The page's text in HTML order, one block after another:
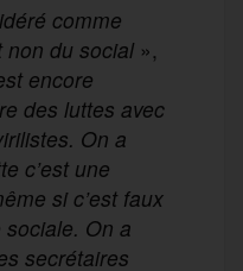
comme
non du social »,
encore
des luttes avec
On a
c’est une
si c’est faux
sociale. On a
secrétaires